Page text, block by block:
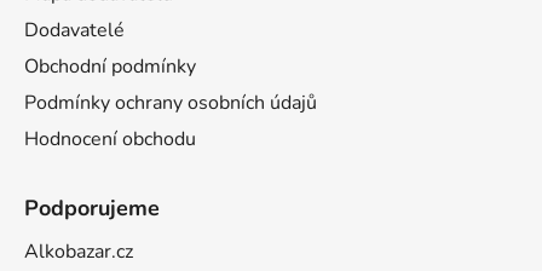
Dodavatelé
Obchodní podmínky
Podmínky ochrany osobních údajů
Hodnocení obchodu
Podporujeme
Alkobazar.cz